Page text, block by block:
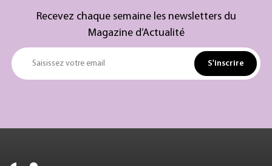
Recevez chaque semaine les newsletters du
Magazine d’Actualité
Saisissez votre email S'inscrire